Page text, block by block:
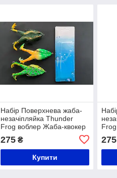
Набір Поверхнева жаба-
незачіпляйка Thunder
Frog воблер Жаба-квокер
275₴
Купити
275